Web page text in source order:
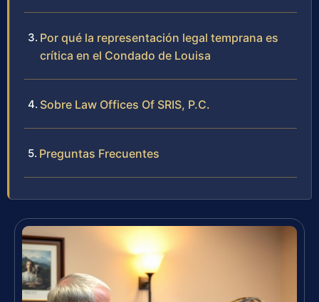
Por qué la representación legal temprana es
crítica en el Condado de Louisa
Sobre Law Offices Of SRIS, P.C.
Preguntas Frecuentes